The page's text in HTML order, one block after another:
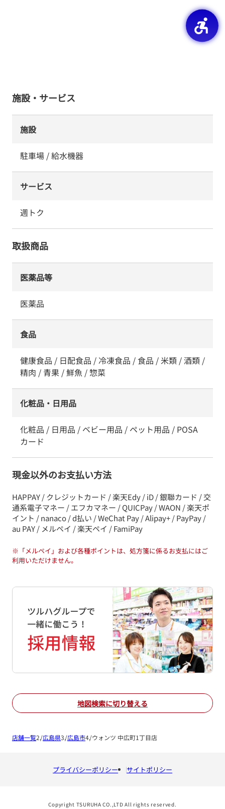
施設・サービス
施設
駐車場 / 給水機器
サービス
週トク
取扱商品
医薬品等
医薬品
食品
健康食品 / 日配食品 / 冷凍食品 / 食品 / 米類 / 酒類 /
精肉 / 青果 / 鮮魚 / 惣菜
化粧品・日用品
化粧品 / 日用品 / ベビー用品 / ペット用品 / POSA
カード
現金以外のお支払い方法
HAPPAY / クレジットカード / 楽天Edy / iD / 銀聯カード / 交
通系電子マネー / エフカマネー / QUICPay / WAON / 楽天ポ
イント / nanaco / d払い / WeChat Pay / Alipay+ / PayPay /
au PAY / メルペイ / 楽天ペイ / FamiPay
※ 「メルペイ」および各種ポイントは、処方箋に係るお支払にはご
利用いただけません。
地図検索に切り替える
店舗一覧 広島県 広島市 ウォンツ 中広町1丁目店
プライバシーポリシー サイトポリシー
Copyright TSURUHA CO.,LTD All rights reserved.